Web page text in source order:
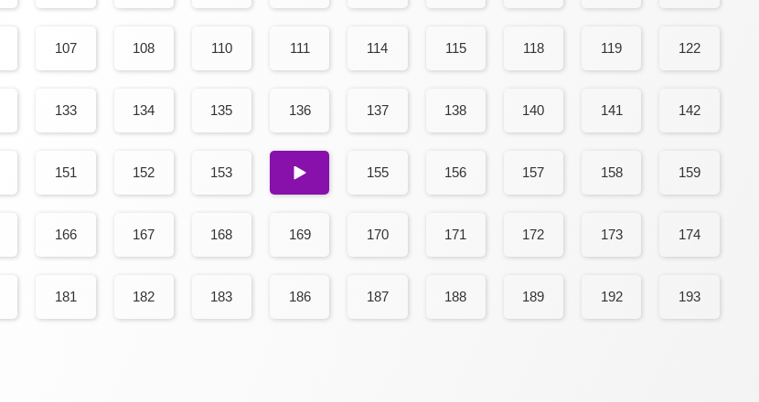
107 108 110 111 114 115 118 119 122
133 134 135 136 137 138 140 141 142
151 152 153 154 155 156 157 158 159
166 167 168 169 170 171 172 173 174
181 182 183 186 187 188 189 192 193